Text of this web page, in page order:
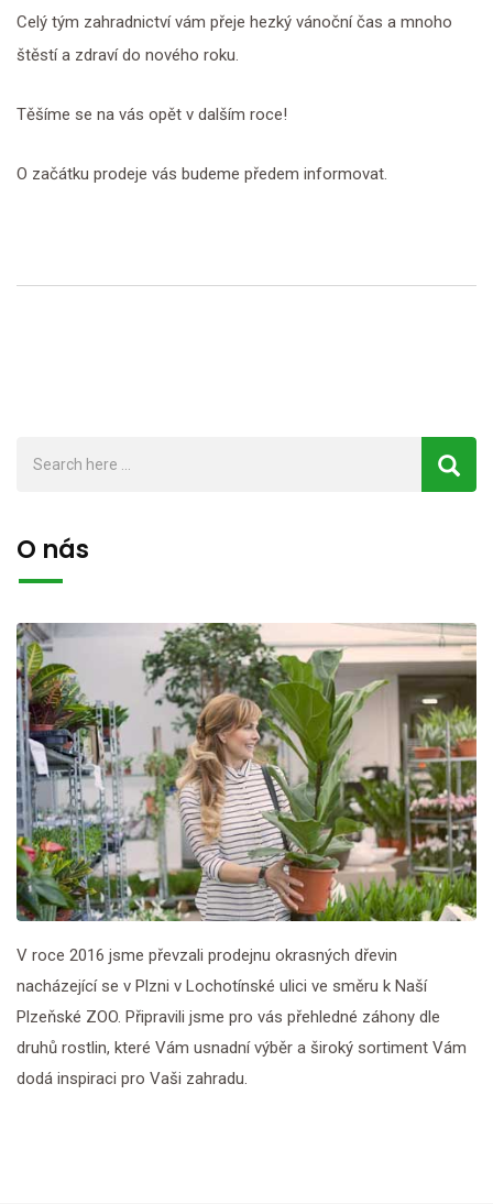
Celý tým zahradnictví vám přeje hezký vánoční čas a mnoho
štěstí a zdraví do nového roku.
Těšíme se na vás opět v dalším roce!
O začátku prodeje vás budeme předem informovat.
O nás
V roce 2016 jsme převzali prodejnu okrasných dřevin
nacházející se v Plzni v Lochotínské ulici ve směru k Naší
Plzeňské ZOO. Připravili jsme pro vás přehledné záhony dle
druhů rostlin, které Vám usnadní výběr a široký sortiment Vám
dodá inspiraci pro Vaši zahradu.